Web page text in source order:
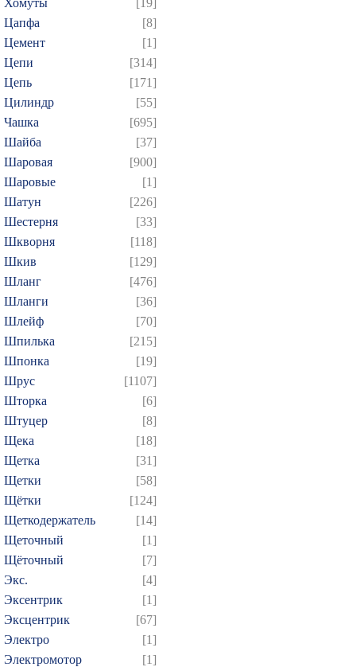
Хомуты
[19]
Цапфа
[8]
Цемент
[1]
Цепи
[314]
Цепь
[171]
Цилиндр
[55]
Чашка
[695]
Шайба
[37]
Шаровая
[900]
Шаровые
[1]
Шатун
[226]
Шестерня
[33]
Шкворня
[118]
Шкив
[129]
Шланг
[476]
Шланги
[36]
Шлейф
[70]
Шпилька
[215]
Шпонка
[19]
Шрус
[1107]
Шторка
[6]
Штуцер
[8]
Щека
[18]
Щетка
[31]
Щетки
[58]
Щётки
[124]
Щеткодержатель
[14]
Щеточный
[1]
Щёточный
[7]
Экс.
[4]
Эксентрик
[1]
Эксцентрик
[67]
Электро
[1]
Электромотор
[1]